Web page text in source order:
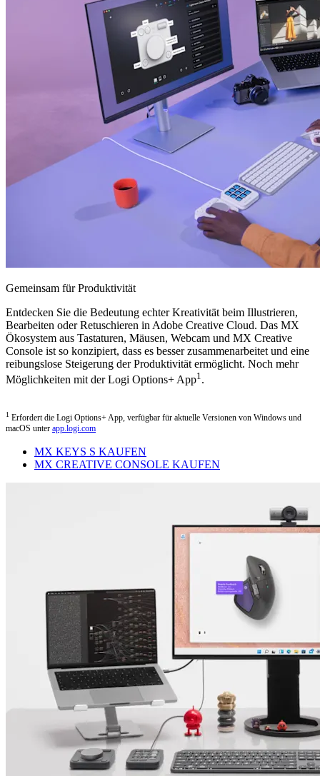
Gemeinsam für Produktivität
Entdecken Sie die Bedeutung echter Kreativität beim Illustrieren,
Bearbeiten oder Retuschieren in Adobe Creative Cloud. Das MX
Ökosystem aus Tastaturen, Mäusen, Webcam und MX Creative
Console ist so konzipiert, dass es besser zusammenarbeitet und eine
reibungslose Steigerung der Produktivität ermöglicht. Noch mehr
Möglichkeiten mit der Logi Options+ App1 .
1 Erfordert die Logi Options+ App, verfügbar für aktuelle Versionen von Windows und
macOS unter app.logi.com
MX KEYS S KAUFEN
MX CREATIVE CONSOLE KAUFEN